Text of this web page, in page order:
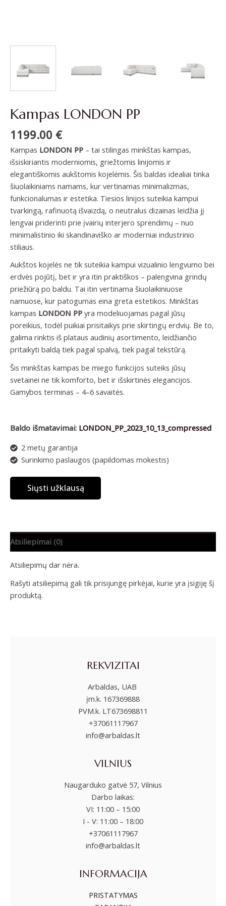
Kampas LONDON PP
1199.00 €
Kampas LONDON PP – tai stilingas minkštas kampas,
išsiskiriantis moderniomis, griežtomis linijomis ir
elegantiškomis aukštomis kojelėmis. Šis baldas idealiai tinka
šiuolaikiniams namams, kur vertinamas minimalizmas,
funkcionalumas ir estetika. Tiesios linijos suteikia kampui
tvarkingą, rafinuotą išvaizdą, o neutralus dizainas leidžia jį
lengvai priderinti prie įvairių interjero sprendimų – nuo
minimalistinio iki skandinaviško ar moderniai industrinio
stiliaus.
Aukštos kojelės ne tik suteikia kampui vizualinio lengvumo bei
erdvės pojūtį, bet ir yra itin praktiškos – palengvina grindų
priežiūrą po baldu. Tai itin vertinama šiuolaikiniuose
namuose, kur patogumas eina greta estetikos. Minkštas
kampas LONDON PP yra modeliuojamas pagal jūsų
poreikius, todėl puikiai prisitaikys prie skirtingų erdvių. Be to,
galima rinktis iš plataus audinių asortimento, leidžiančio
pritaikyti baldą tiek pagal spalvą, tiek pagal tekstūrą.
Šis minkštas kampas be miego funkcijos suteiks jūsų
svetainei ne tik komforto, bet ir išskirtinės elegancijos.
Gamybos terminas – 4–6 savaitės.
Baldo išmatavimai: LONDON_PP_2023_10_13_compressed
2 metų garantija
Surinkimo paslaugos (papildomas mokestis)
Siųsti užklausą
Atsiliepimai (0)
Atsiliepimų dar nėra.
Rašyti atsiliepimą gali tik prisijungę pirkėjai, kurie yra įsigiję šį
produktą.
REKVIZITAI
Arbaldas, UAB
įm.k. 167369888
PVM.k. LT673698811
+37061117967
info@arbaldas.lt
VILNIUS
Naugarduko gatvė 57, Vilnius
Darbo laikas:
VI: 11:00 – 15:00
I - V: 11:00 – 18:00
+37061117967
info@arbaldas.lt
INFORMACIJA
PRISTATYMAS